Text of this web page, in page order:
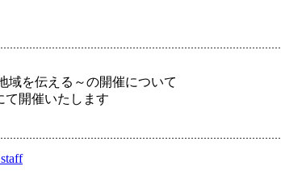
域を伝える～の開催について
て開催いたします